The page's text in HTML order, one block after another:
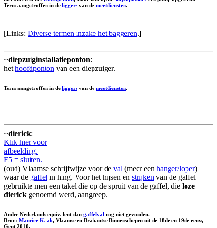
Term aangetroffen in de liggers van de meetdiensten.
[Links: Diverse termen inzake het baggeren.]
~diepzuiginstallatieponton:
het hoofdponton van een diepzuiger.
Term aangetroffen in de liggers van de meetdiensten.
~dierick:
Klik hier voor
afbeelding.
F5 = sluiten.
(oud) Vlaamse schrijfwijze voor de val (meer een hanger/loper)
waar de gaffel in hing. Voor het hijsen en strijken van de gaffel
gebruikte men een takel die op de spruit van de gaffel, die loze
dierick genoemd werd, aangreep.
Ander Nederlands equivalent dan gaffelval nog niet gevonden.
Bron: Maurice Kaak, Vlaamse en Brabantse Binnenschepen uit de 18de en 19de eeuw,
Gent 2010.